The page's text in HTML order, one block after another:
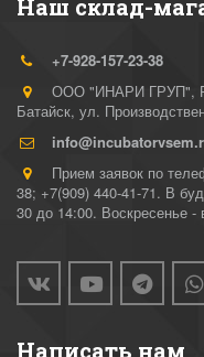
Наш склад-
+7-928-157-23-38
ООО "ИНАРИ ГРУП",
Батайск, ул.
Прием заявок по
38; +7(909) 440-41-71. В
30 до 14:00. Воскресенье -
Написать нам